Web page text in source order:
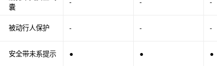
囊
被动行人保护
安全带未系提示
- - -
- - -
● ● ●